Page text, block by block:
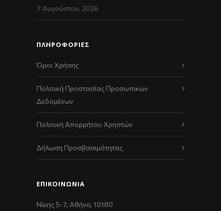
7 Αυγούστου, 2026
ΠΛΗΡΟΦΟΡΙΕΣ
Όροι Χρήσης
Πολιτική Προστασίας Προσωπικών
Δεδομένων
Πολιτική Απορρήτου Χρηστών
Δήλωση Προσβασιμότητας
ΕΠΙΚΟΙΝΩΝΊΑ
Νίκης 5-7, Αθήνα, 10180